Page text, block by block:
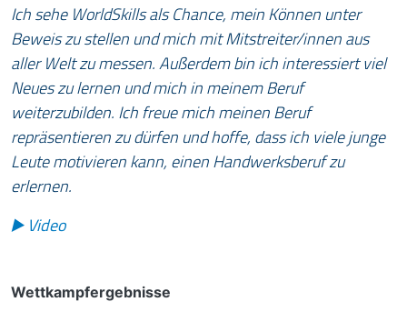
Ich sehe WorldSkills als Chance, mein Können unter
Beweis zu stellen und mich mit Mitstreiter/innen aus
aller Welt zu messen. Außerdem bin ich interessiert viel
Neues zu lernen und mich in meinem Beruf
weiterzubilden. Ich freue mich meinen Beruf
repräsentieren zu dürfen und hoffe, dass ich viele junge
Leute motivieren kann, einen Handwerksberuf zu
erlernen.
▶️ Video
Wettkampfergebnisse